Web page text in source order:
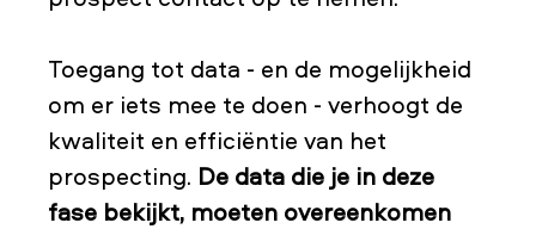
Toegang tot data - en de mogelijkheid
om er iets mee te doen - verhoogt de
kwaliteit en efficiëntie van het
prospecting. De data die je in deze
fase bekijkt, moeten overeenkomen